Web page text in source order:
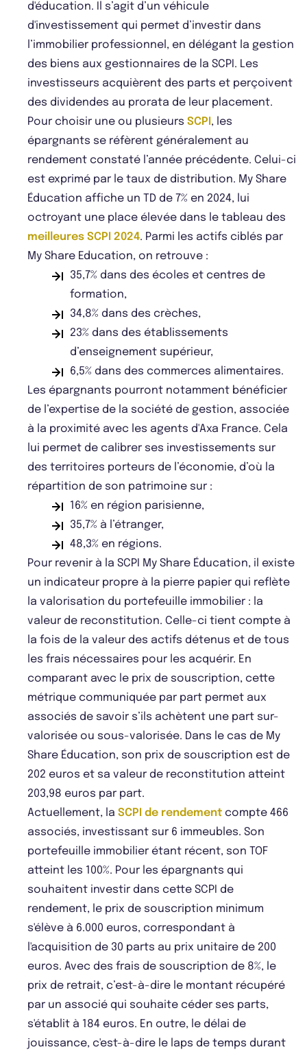
d'éducation. Il s’agit d’un véhicule
d'investissement qui permet d’investir dans
l’immobilier professionnel, en délégant la gestion
des biens aux gestionnaires de la SCPI. Les
investisseurs acquièrent des parts et perçoivent
des dividendes au prorata de leur placement.
Pour choisir une ou plusieurs SCPI, les
épargnants se réfèrent généralement au
rendement constaté l’année précédente. Celui-ci
est exprimé par le taux de distribution. My Share
Éducation affiche un TD de 7% en 2024, lui
octroyant une place élevée dans le tableau des
meilleures SCPI 2024. Parmi les actifs ciblés par
My Share Education, on retrouve :
35,7% dans des écoles et centres de
formation,
34,8% dans des crèches,
23% dans des établissements
d’enseignement supérieur,
6,5% dans des commerces alimentaires.
Les épargnants pourront notamment bénéficier
de l’expertise de la société de gestion, associée
à la proximité avec les agents d'Axa France. Cela
lui permet de calibrer ses investissements sur
des territoires porteurs de l’économie, d’où la
répartition de son patrimoine sur :
16% en région parisienne,
35,7% à l’étranger,
48,3% en régions.
Pour revenir à la SCPI My Share Éducation, il existe
un indicateur propre à la pierre papier qui reflète
la valorisation du portefeuille immobilier : la
valeur de reconstitution. Celle-ci tient compte à
la fois de la valeur des actifs détenus et de tous
les frais nécessaires pour les acquérir. En
comparant avec le prix de souscription, cette
métrique communiquée par part permet aux
associés de savoir s’ils achètent une part sur-
valorisée ou sous-valorisée. Dans le cas de My
Share Éducation, son prix de souscription est de
202 euros et sa valeur de reconstitution atteint
203,98 euros par part.
Actuellement, la SCPI de rendement compte 466
associés, investissant sur 6 immeubles. Son
portefeuille immobilier étant récent, son TOF
atteint les 100%. Pour les épargnants qui
souhaitent investir dans cette SCPI de
rendement, le prix de souscription minimum
s'élève à 6.000 euros, correspondant à
l'acquisition de 30 parts au prix unitaire de 200
euros. Avec des frais de souscription de 8%, le
prix de retrait, c’est-à-dire le montant récupéré
par un associé qui souhaite céder ses parts,
s'établit à 184 euros. En outre, le délai de
jouissance, c'est-à-dire le laps de temps durant